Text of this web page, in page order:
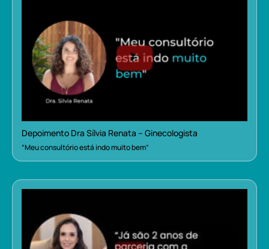
Depoimento Dra Sílvia Renata – Ginecologista
“Meu consultório está indo muito bem”